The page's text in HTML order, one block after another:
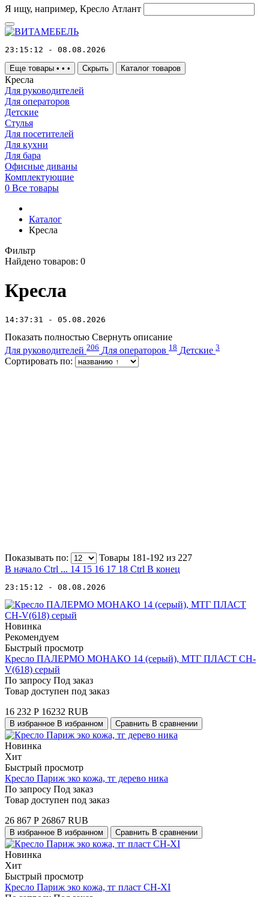
Я ищу, например, Кресло Атлант
23:15:12 - 08.08.2026
Еще товары • • • Скрыть Каталог товаров
Кресла
Для руководителей
Для операторов
Детские
Стулья
Для посетителей
Для кухни
Для бара
Офисные диваны
Комплектующие
0 Все товары
Каталог
Кресла
Фильтр
Найдено товаров: 0
Кресла
14:37:31 - 05.08.2026
Показать полностью Свернуть описание
Для руководителей 206 Для операторов 18 Детские 3
Сортировать по:
Показывать по: Товары 181-192 из 227
В начало Ctrl ... 14 15 16 17 18 Ctrl В конец
23:15:12 - 08.08.2026
Новинка
Рекомендуем
Быстрый просмотр
Кресло ПАЛЕРМО МОНАКО 14 (серый), МТГ ПЛАСТ СН-
V(618) серый
По запросу Под заказ
Товар доступен под заказ
16 232 Р 16232 RUB
В избранное В избранном Сравнить В сравнении
Новинка
Хит
Быстрый просмотр
Кресло Париж эко кожа, тг дерево ника
По запросу Под заказ
Товар доступен под заказ
26 867 Р 26867 RUB
В избранное В избранном Сравнить В сравнении
Новинка
Хит
Быстрый просмотр
Кресло Париж эко кожа, тг пласт CН-ХI